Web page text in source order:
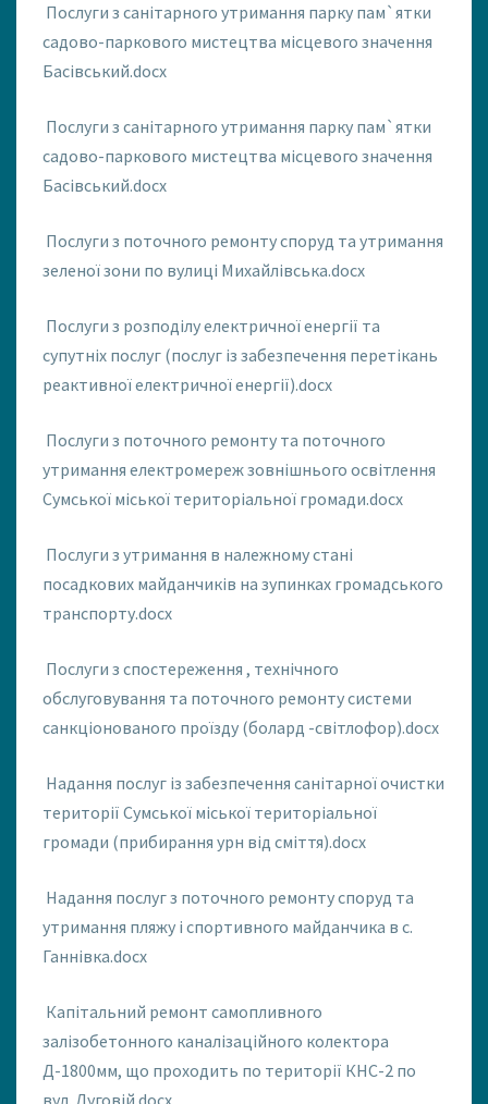
Послуги з санітарного утримання парку пам`ятки
садово-паркового мистецтва місцевого значення
Басівський.docx
Послуги з санітарного утримання парку пам`ятки
садово-паркового мистецтва місцевого значення
Басівський.docx
Послуги з поточного ремонту споруд та утримання
зеленої зони по вулиці Михайлівська.docx
Послуги з розподілу електричної енергії та
супутніх послуг (послуг із забезпечення перетікань
реактивної електричної енергії).docx
Послуги з поточного ремонту та поточного
утримання електромереж зовнішнього освітлення
Сумської міської територіальної громади.docx
Послуги з утримання в належному стані
посадкових майданчиків на зупинках громадського
транспорту.docx
Послуги з спостереження , технічного
обслуговування та поточного ремонту системи
санкціонованого проїзду (болард -світлофор).docx
Надання послуг із забезпечення санітарної очистки
території Сумської міської територіальної
громади (прибирання урн від сміття).docx
Надання послуг з поточного ремонту споруд та
утримання пляжу і спортивного майданчика в с.
Ганнівка.docx
Капітальний ремонт самопливного
залізобетонного каналізаційного колектора
Д-1800мм, що проходить по території КНС-2 по